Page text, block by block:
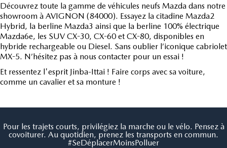
Découvrez toute la gamme de véhicules neufs Mazda dans notre
showroom à AVIGNON (84000). Essayez la citadine Mazda2
Hybrid, la berline Mazda3 ainsi que la berline 100% électrique
Mazda6e, les SUV CX-30, CX-60 et CX-80, disponibles en
hybride rechargeable ou Diesel. Sans oublier l’iconique cabriolet
MX-5. N’hésitez pas à nous contacter pour un essai !
Et ressentez l'esprit Jinba-Ittai ! Faire corps avec sa voiture,
comme un cavalier et sa monture !
Pour les trajets courts, privilégiez la marche ou le vélo. Pensez à
covoiturer. Au quotidien, prenez les transports en commun.
#SeDéplacerMoinsPolluer